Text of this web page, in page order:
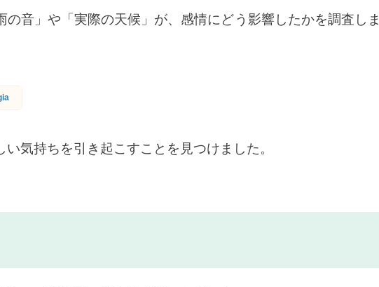
の音」や「実際の天候」が、感情にどう影響したかを調査しま
気持ちを引き起こすことを見つけました。